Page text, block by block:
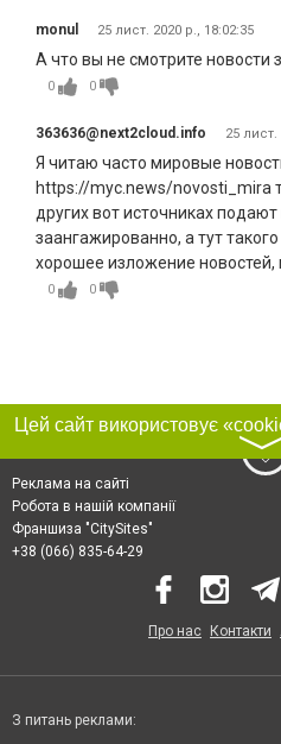
monul 25 лист. 2020 р., 18:02:35
А что вы не смотрите новости
0 0
363636@next2cloud.info 25 лист.
Я читаю часто мировые
https://myc.news/novosti_mira
других вот источниках
заангажированно, а тут
хорошее изложение новостей,
0 0
Реклама на сайті
Робота в нашій компанії
Франшиза "CitySites"
+38 (066) 835-64-29
Про нас Контакти
З питань реклами: